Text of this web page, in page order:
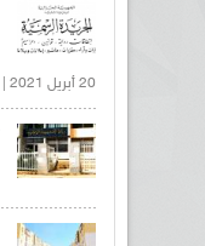
20 أبريل 2021 |